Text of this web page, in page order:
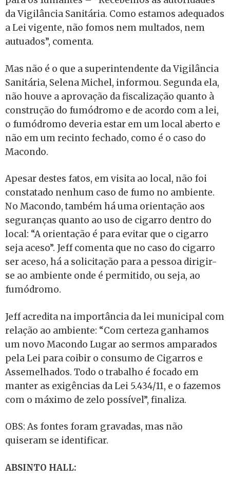
da Vigilância Sanitária. Como estamos adequados
a Lei vigente, não fomos nem multados, nem
autuados”, comenta.
Mas não é o que a superintendente da Vigilância
Sanitária, Selena Michel, informou. Segunda ela,
não houve a aprovação da fiscalização quanto à
construção do fumódromo e de acordo com a lei,
o fumódromo deveria estar em um local aberto e
não em um recinto fechado, como é o caso do
Macondo.
Apesar destes fatos, em visita ao local, não foi
constatado nenhum caso de fumo no ambiente.
No Macondo, também há uma orientação aos
seguranças quanto ao uso de cigarro dentro do
local: “A orientação é para evitar que o cigarro
seja aceso”. Jeff comenta que no caso do cigarro
ser aceso, há a solicitação para a pessoa dirigir-
se ao ambiente onde é permitido, ou seja, ao
fumódromo.
Jeff acredita na importância da lei municipal com
relação ao ambiente: “Com certeza ganhamos
um novo Macondo Lugar ao sermos amparados
pela Lei para coibir o consumo de Cigarros e
Assemelhados. Todo o trabalho é focado em
manter as exigências da Lei 5.434/11, e o fazemos
com o máximo de zelo possível”, finaliza.
OBS: As fontes foram gravadas, mas não
quiseram se identificar.
ABSINTO HALL: